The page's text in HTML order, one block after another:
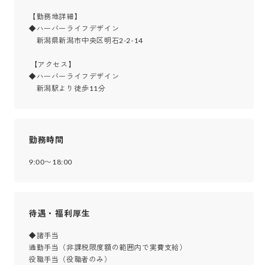
【勤務地詳細】
◆ハーバーライフデザイン
新潟県新潟市中央区明石2-2-14
◆ハーバーライフデザイン
新潟駅より徒歩11分
勤務時間
9:00〜18:00
待遇・福利厚生
◆諸手当
通勤手当（非課税限度額の範囲内で実費支給）
役職手当（役職者のみ）